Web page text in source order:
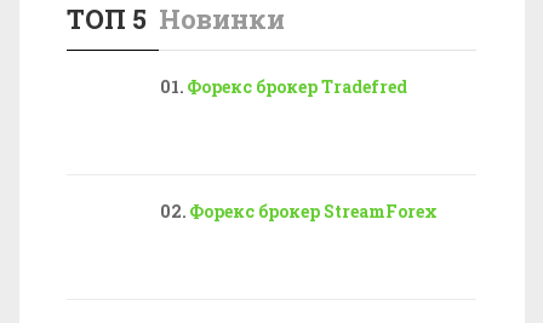
ТОП 5 Новинки
Форекс брокер Tradefred
Форекс брокер StreamForex